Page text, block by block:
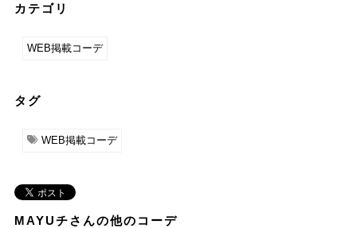
カテゴリ
WEB掲載コーデ
タグ
WEB掲載コーデ
MAYUチさんの他のコーデ